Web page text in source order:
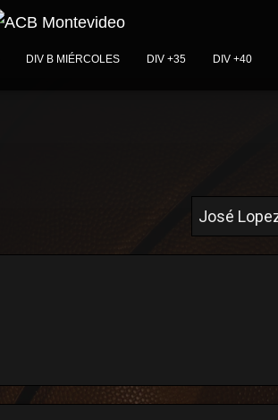
DIV B MIÉRCOLES DIV +35 DIV +40